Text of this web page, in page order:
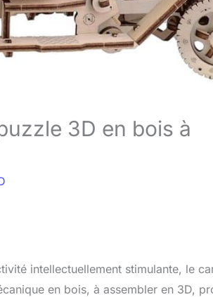
3D en bois à
intellectuellement stimulante, le
en bois, à assembler en 3D,